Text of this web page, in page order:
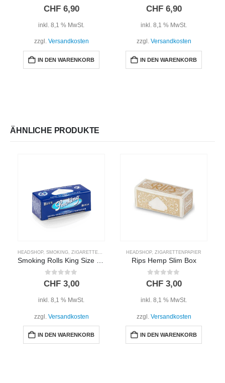
0out of 5
CHF6,90
inkl. 8,1 % MwSt.
zzgl. Versandkosten
IN DEN WARENKORB
0out of 5
CHF6,90
inkl. 8,1 % MwSt.
zzgl. Versandkosten
IN DEN WARENKORB
ÄHNLICHE PRODUKTE
HEADSHOP, SMOKING, ZIGARETTENPAPIER
Smoking Rolls King Size Blau
0out of 5
CHF3,00
inkl. 8,1 % MwSt.
zzgl. Versandkosten
IN DEN WARENKORB
HEADSHOP, ZIGARETTENPAPIER
Rips Hemp Slim Box
0out of 5
CHF3,00
inkl. 8,1 % MwSt.
zzgl. Versandkosten
IN DEN WARENKORB